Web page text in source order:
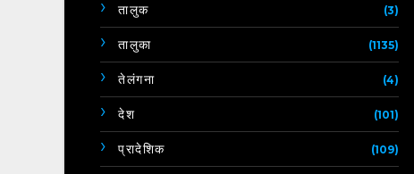
तालुक (3)
तालुका (1135)
तेलंगना (4)
देश (101)
प्रादेशिक (109)